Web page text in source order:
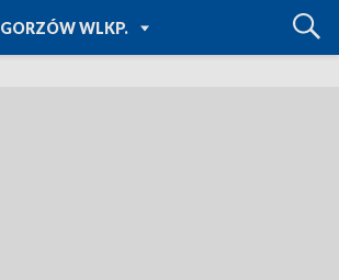
GORZÓW WLKP.
TVP REGIONY